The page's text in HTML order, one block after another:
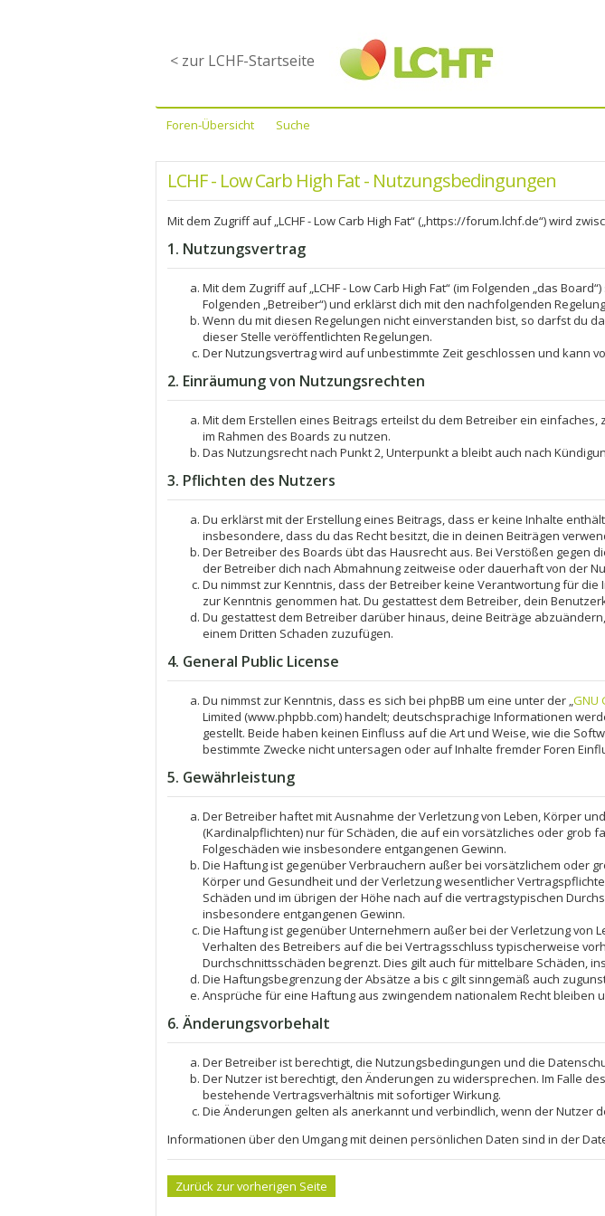
< zur LCHF-Startseite
Foren-Übersicht Suche
LCHF - Low Carb High Fat - Nutzungsbedingungen
Mit dem Zugriff auf „LCHF - Low Carb High Fat“ („https://forum.lchf.de“) wird
1. Nutzungsvertrag
Mit dem Zugriff auf „LCHF - Low Carb High Fat“ (im Folgenden „das
Folgenden „Betreiber“) und erklärst dich mit den nachfolgenden
Wenn du mit diesen Regelungen nicht einverstanden bist, so darfst du
dieser Stelle veröffentlichten Regelungen.
Der Nutzungsvertrag wird auf unbestimmte Zeit geschlossen und kann
2. Einräumung von Nutzungsrechten
Mit dem Erstellen eines Beitrags erteilst du dem Betreiber ein
im Rahmen des Boards zu nutzen.
Das Nutzungsrecht nach Punkt 2, Unterpunkt a bleibt auch nach
3. Pflichten des Nutzers
Du erklärst mit der Erstellung eines Beitrags, dass er keine Inhalte
insbesondere, dass du das Recht besitzt, die in deinen Beiträgen
Der Betreiber des Boards übt das Hausrecht aus. Bei Verstößen gegen
der Betreiber dich nach Abmahnung zeitweise oder dauerhaft von der
Du nimmst zur Kenntnis, dass der Betreiber keine Verantwortung für
zur Kenntnis genommen hat. Du gestattest dem Betreiber, dein
Du gestattest dem Betreiber darüber hinaus, deine Beiträge
einem Dritten Schaden zuzufügen.
4. General Public License
Du nimmst zur Kenntnis, dass es sich bei phpBB um eine unter der „GNU
Limited (www.phpbb.com) handelt; deutschsprachige Informationen
gestellt. Beide haben keinen Einfluss auf die Art und Weise, wie die
bestimmte Zwecke nicht untersagen oder auf Inhalte fremder Foren
5. Gewährleistung
Der Betreiber haftet mit Ausnahme der Verletzung von Leben, Körper
(Kardinalpflichten) nur für Schäden, die auf ein vorsätzliches oder grob
Folgeschäden wie insbesondere entgangenen Gewinn.
Die Haftung ist gegenüber Verbrauchern außer bei vorsätzlichem oder
Körper und Gesundheit und der Verletzung wesentlicher
Schäden und im übrigen der Höhe nach auf die vertragstypischen
insbesondere entgangenen Gewinn.
Die Haftung ist gegenüber Unternehmern außer bei der Verletzung
Verhalten des Betreibers auf die bei Vertragsschluss typischerweise
Durchschnittsschäden begrenzt. Dies gilt auch für mittelbare Schäden,
Die Haftungsbegrenzung der Absätze a bis c gilt sinngemäß auch
Ansprüche für eine Haftung aus zwingendem nationalem Recht bleiben
6. Änderungsvorbehalt
Der Betreiber ist berechtigt, die Nutzungsbedingungen und die
Der Nutzer ist berechtigt, den Änderungen zu widersprechen. Im Falle
bestehende Vertragsverhältnis mit sofortiger Wirkung.
Die Änderungen gelten als anerkannt und verbindlich, wenn der Nutzer
Informationen über den Umgang mit deinen persönlichen Daten sind in der
Zurück zur vorherigen Seite